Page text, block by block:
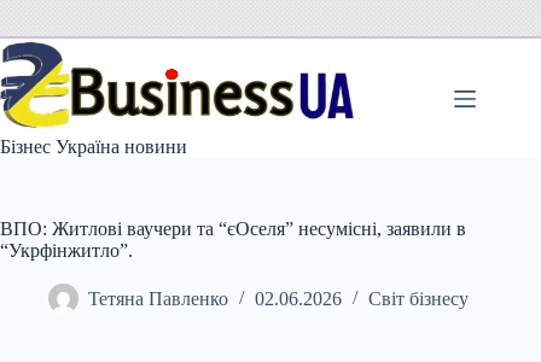
вмісту
Бізнес Україна новини
ВПО: Житлові ваучери та “єОселя” несумісні, заявили в
“Укрфінжитло”.
Тетяна Павленко 02.06.2026 Світ бізнесу